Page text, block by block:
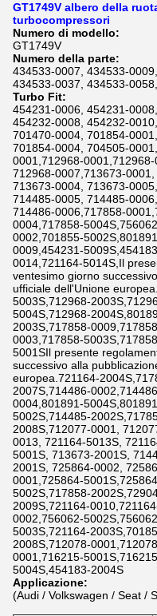
GT1749V albero della
turbocompressori
Numero di modello:
GT1749V
Numero della parte:
434533-0007, 434533-
434533-0037, 434533-
Turbo Fit:
454231-0006, 454231-
454232-0008, 454232-
701470-0004, 701854-
701854-0004, 704505-
0001,712968-
712968-0007,713673-
713673-0004, 713673-
714485-0005, 714485-
714486-0006, 717858-
0004,717858-
0002,701855-
0009,454231-
0014,721164-5014S,Il
ventesimo giorno
ufficiale dell'Unione
5003S,712968-
5004S,712968-
2003S,717858-
0003,717858-
5001SIl presente
successivo alla
europea.721164-
2007S,714486-
0004,801891-
5002S,714485-
2008S,712077-0001,
0013, 721164-5013S,
5001S, 713673-2001S,
2001S, 725864-0002,
0001,725864-
5002S,717858-
2009S,721164-
0002,756062-
5003S,721164-
2008S,712078-
0001,716215-
5004S,454183-2004S
Applicazione:
(Audi / Volkswagen / Seat /